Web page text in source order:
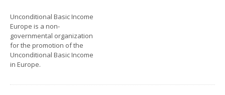
Unconditional Basic Income
Europe is a non-
governmental organization
for the promotion of the
Unconditional Basic Income
in Europe.